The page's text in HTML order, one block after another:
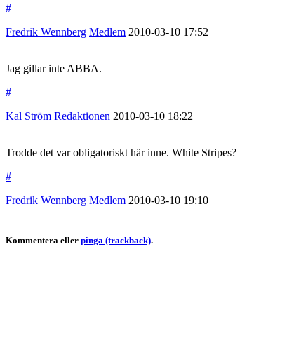
#
Fredrik Wennberg Medlem 2010-03-10 17:52
Jag gillar inte ABBA.
#
Kal Ström Redaktionen 2010-03-10 18:22
Trodde det var obligatoriskt här inne. White Stripes?
#
Fredrik Wennberg Medlem 2010-03-10 19:10
Kommentera eller pinga (trackback).